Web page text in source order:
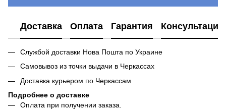
Доставка Оплата Гарантия Консультация
Службой доставки Нова Пошта по Украине
Самовывоз из точки выдачи в Черкассах
Доставка курьером по Черкассам
Подробнее о доставке
Оплата при получении заказа.